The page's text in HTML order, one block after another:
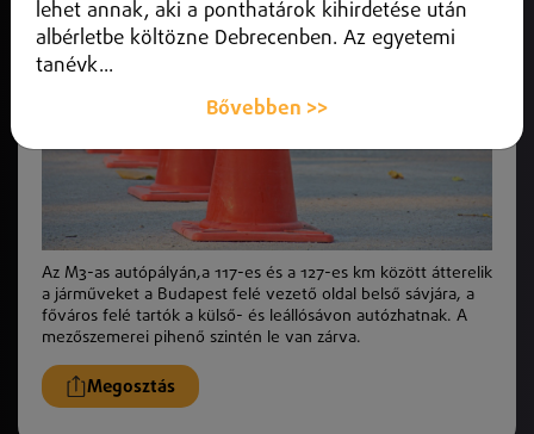
Az M3-as autópályán,a 117-es és a 127-es km között átterelik
a járműveket a Budapest felé vezető oldal belső sávjára, a
főváros felé tartók a külső- és leállósávon autózhatnak. A
mezőszemerei pihenő szintén le van zárva.
Megosztás
lehet annak, aki a ponthatárok kihirdetése után
albérletbe költözne Debrecenben. Az egyetemi
tanévk...
Bővebben >>